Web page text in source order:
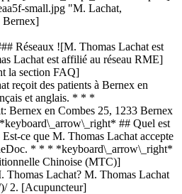
small.jpg "M. Lachat,
Bernex]
Réseaux ![M. Thomas Lachat est
Lachat est affilié au réseau RME]
la section FAQ]
reçoit des patients à Bernex en
et anglais. * * *
Bernex en Combes 25, 1233 Bernex
## Quel est
ce que M. Thomas Lachat accepte
* * * *keyboard\_arrow\_right*
Chinoise (MTC)]
Lachat? M. Thomas Lachat
fr/acupuncteur/carouge) [Acupuncture à Meyrin](https://www.onedoc.ch/fr/acupuncteur/meyrin) [Acupuncture à Nyon](https://www.onedoc.ch/fr/acupuncteur/nyon) [Acupuncture à Vernier](https://www.onedoc.ch/fr/acupuncteur/vernier) [Acupuncture à Lancy](https://www.onedoc.ch/fr/acupuncteur/lancy) [Acupuncture à Gland](https://www.onedoc.ch/fr/acupuncteur/gland) [Acupuncture à Thônex](https://www.onedoc.ch/fr/acupuncteur/thonex) [Acupuncture à Morges](https://www.onedoc.ch/fr/acupuncteur/morges) [Acupuncture à Chêne-Bourg](https://www.onedoc.ch/fr/acupuncteur/chene-bourg) [Acupuncture à Versoix](https://www.onedoc.ch/fr/acupuncteur/versoix) [Acupuncture à Onex](https://www.onedoc.ch/fr/acupuncteur/onex) [Acupuncture à Plan-les-Ouates](https://www.onedoc.ch/fr/acupuncteur/plan-les-ouates) [Acupuncture à Collonge-Bellerive](https://www.onedoc.ch/fr/acupuncteur/collonge-bellerive) [Acupuncture à Cologny](https://www.onedoc.ch/fr/acupuncteur/cologny) [Acupuncture à Veyrier](https://www.onedoc.ch/fr/acupuncteur/veyrier) [Acupuncture à Petit-Lancy](https://www.onedoc.ch/fr/acupuncteur/petit-lancy) [Acupuncture à Rolle](https://www.onedoc.ch/fr/acupuncteur/rolle) [Acupuncture à Bernex](https://www.onedoc.ch/fr/acupuncteur/bernex) [Acupuncture à Vich](https://www.onedoc.ch/fr/acupuncteur/vich) [Acupuncture à Chambésy](https://www.onedoc.ch/fr/acupuncteur/chambesy) ## Recherches fréquentes [Physiothérapeute à Genève](https://www.onedoc.ch/fr/physiotherapeute/geneve) [Psychologue à Genève](https://www.onedoc.ch/fr/psychologue/geneve) [Médecin généraliste à Genève](https://www.onedoc.ch/fr/medecin-generaliste/geneve) [Thérapeute en drainage lymphatique à Genève](https://www.onedoc.ch/fr/therapeute-en-drainage-lymphatique/geneve) [Massage classique à Genève](https://www.onedoc.ch/fr/masseur-classique/geneve) [Spécialiste en médecine interne générale à Genève](https://www.onedoc.ch/fr/specialiste-en-medecine-interne-generale/geneve) [Réflexologue à Genève](https://www.onedoc.ch/fr/reflexologue/geneve) [Médecin-dentiste à Genève](https://www.onedoc.ch/fr/medecin-dentiste/geneve) [Acupuncture à Genève](https://www.onedoc.ch/fr/acupuncteur/geneve) [Spécialiste en Médecine Traditionnelle Chinoise (MTC) à Genève](https://www.onedoc.ch/fr/specialiste-en-medecine-traditionnelle-chinoise-mtc/geneve) [Physiothérapeute du sport à Genève](https://www.onedoc.ch/fr/physiotherapeute-du-sport/geneve) [Gynécologue obstétricien à Genève](https://www.onedoc.ch/fr/gynecologue-obstetricien/geneve) [Psychothérapeute à Genève](https://www.onedoc.ch/fr/psychotherapeute/geneve) [Massage thérapeutique à Genève](https://www.onedoc.ch/fr/masseur-therapeutique/geneve) [Ostéopathe à Genève](https://www.onedoc.ch/fr/osteopathe/geneve) [Thérapeute en nutrition MCO à Genève](https://www.onedoc.ch/fr/therapeute-en-nutrition-mco/geneve) [Ophtalmologue à Genève](https://www.onedoc.ch/fr/ophtalmologue/geneve) [Pédiatre à Genève](https://www.onedoc.ch/fr/pediatre/geneve) [Thérapeute en nutrition à Genève](https://www.onedoc.ch/fr/therapeute-en-nutrition/geneve) [Thérapeute en hypnose à Genève](h